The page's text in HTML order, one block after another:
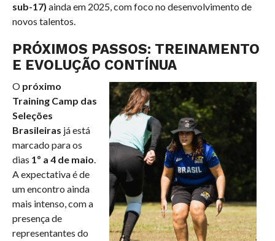
sub-17) ainda em 2025, com foco no desenvolvimento de
novos talentos.
PRÓXIMOS PASSOS: TREINAMENTO
E EVOLUÇÃO CONTÍNUA
O próximo
Training Camp das
Seleções
Brasileiras já está
marcado para os
dias 1º a 4 de maio.
A expectativa é de
um encontro ainda
mais intenso, com a
presença de
representantes do